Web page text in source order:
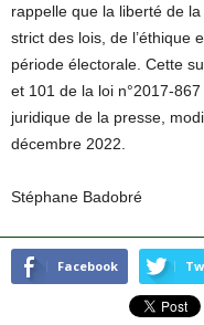
rappelle que la liberté de
strict des lois, de l’éthique
période électorale. Cette
et 101 de la loi n°2017-
juridique de la presse,
décembre 2022.
Stéphane Badobré
Facebook